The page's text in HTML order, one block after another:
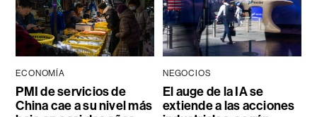
ECONOMÍA
PMI de servicios de
China cae a su nivel más
NEGOCIOS
El auge de la IA se
extiende a las acciones